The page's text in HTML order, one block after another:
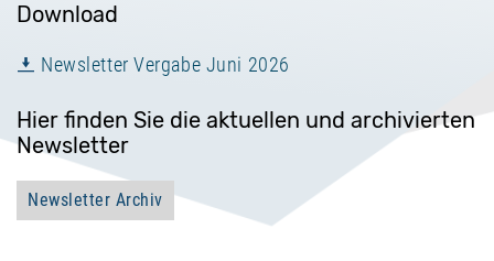
Download
Newsletter Vergabe Juni 2026
Hier finden Sie die aktuellen und archivierten
Newsletter
Newsletter Archiv